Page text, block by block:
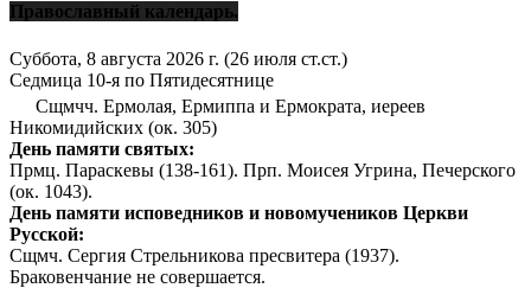
Православный календарь.
Суббота, 8 августа 2026 г. (26 июля ст.ст.)
Седмица 10-я по Пятидесятнице
Сщмчч. Ермолая, Ермиппа и Ермократа, иереев
Никомидийских (ок. 305)
День памяти святых:
Прмц. Параскевы (138-161). Прп. Моисея Угрина, Печерского
(ок. 1043).
День памяти исповедников и новомучеников Церкви
Русской:
Сщмч. Сергия Стрельникова пресвитера (1937).
Браковенчание не совершается.